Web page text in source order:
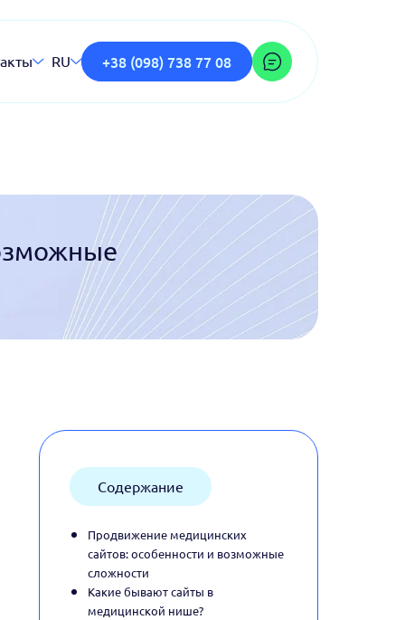
RU +38 (098) 738 77 08
Содержание
Продвижение медицинских
сайтов: особенности и возможные
сложности
Какие бывают сайты в
медицинской нише?